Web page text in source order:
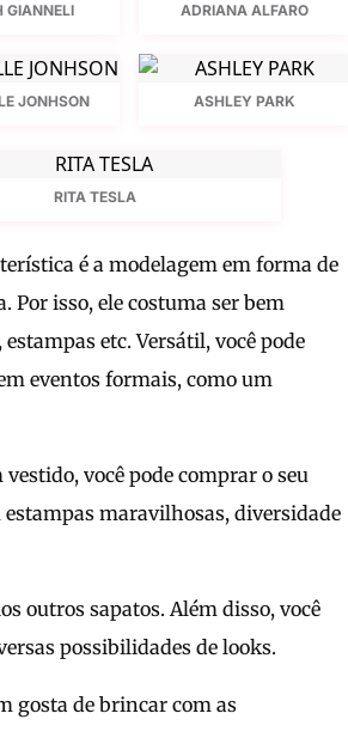
GIANNELI ADRIANA ALFARO
JONHSON ASHLEY PARK
RITA TESLA
é a modelagem em forma de
Por isso, ele costuma ser bem
etc. Versátil, você pode
eventos formais, como um
você pode comprar o seu
maravilhosas, diversidade
outros sapatos. Além disso, você
possibilidades de looks.
gosta de brincar com as